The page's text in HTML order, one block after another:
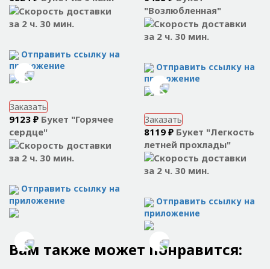
"Возлюбленная"
за 2 ч. 30 мин.
Отправить ссылку на
приложение
за 2 ч. 30 мин.
Отправить ссылку на
приложение
Заказать
9123 ₽ Букет "Горячее
сердце"
за 2 ч. 30 мин.
Отправить ссылку на
приложение
Заказать
8119 ₽ Букет "Легкость
летней прохлады"
за 2 ч. 30 мин.
Отправить ссылку на
приложение
Вам также может понравится: